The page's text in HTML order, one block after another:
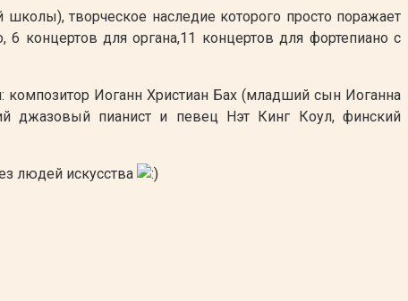
школы), творческое наследие которого просто поражает
концертов для органа,11 концертов для фортепиано с
Иоганн Христиан Бах (младший сын Иоганна
джазовый пианист и певец Нэт Кинг Коул, финский
людей искусства